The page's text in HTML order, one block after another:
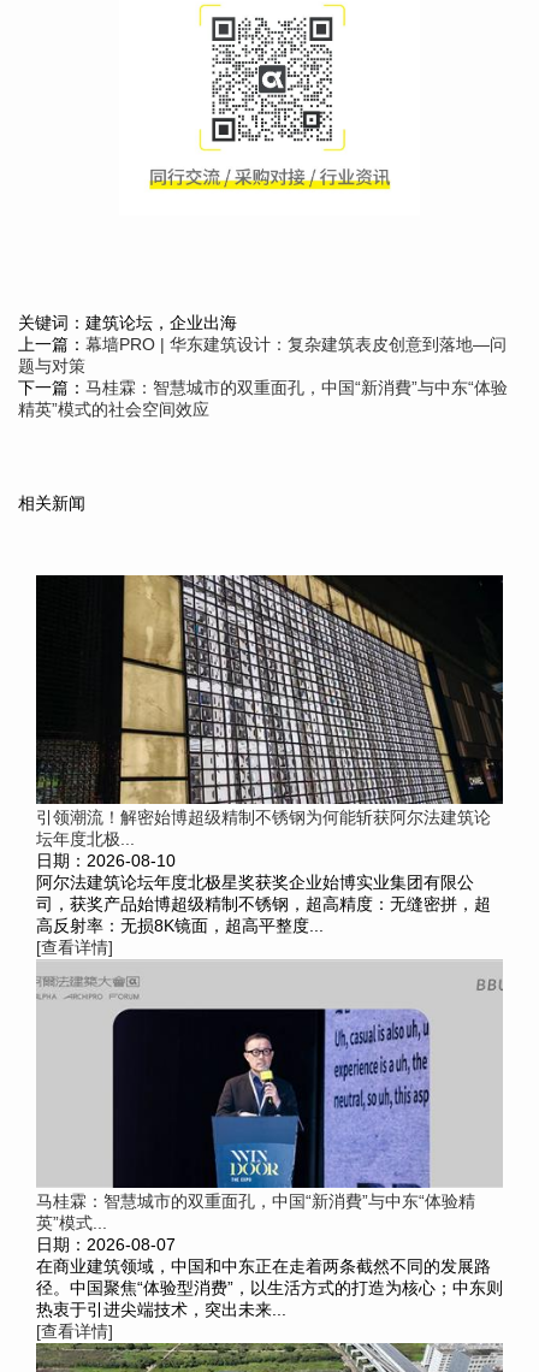
关键词：建筑论坛，企业出海
上一篇： 幕墙PRO | 华东建筑设计：复杂建筑表皮创意到落地—问
题与对策
下一篇： 马桂霖：智慧城市的双重面孔，中国“新消費”与中东“体验
精英”模式的社会空间效应
相关新闻
引领潮流！解密始博超级精制不锈钢为何能斩获阿尔法建筑论
坛年度北极...
日期：2026-08-10
阿尔法建筑论坛年度北极星奖获奖企业始博实业集团有限公
司，获奖产品始博超级精制不锈钢，超高精度：无缝密拼，超
高反射率：无损8K镜面，超高平整度...
[查看详情]
马桂霖：智慧城市的双重面孔，中国“新消費”与中东“体验精
英”模式...
日期：2026-08-07
在商业建筑领域，中国和中东正在走着两条截然不同的发展路
径。中国聚焦“体验型消费”，以生活方式的打造为核心；中东则
热衷于引进尖端技术，突出未来...
[查看详情]